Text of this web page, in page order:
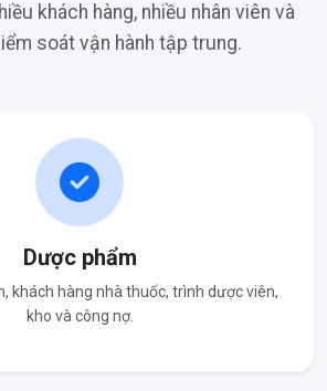
khách hàng, nhiều nhân viên và
soát vận hành tập trung.
Dược phẩm
khách hàng nhà thuốc, trình dược viên,
kho và công nợ.